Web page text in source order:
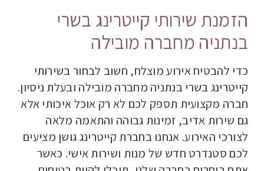
הזמנת שירותי קייטרינג בשרי
בנתניה מחברה מובילה
כדי להבטיח אירוע מוצלח, חשוב לבחור בשירותי
קייטרינג בשרי בנתניה מחברה מובילה ובעלת ניסיון.
חברה מקצועית תספק לכם לא רק אוכל איכותי אלא
גם שירות אדיב, זמינות גבוהה והתאמה מלאה
לצורכי האירוע. אנחנו בחברת קייטרינג גושן מציעים
לכם סטנדרט חדש של מנות ושירות אישי. כאשר